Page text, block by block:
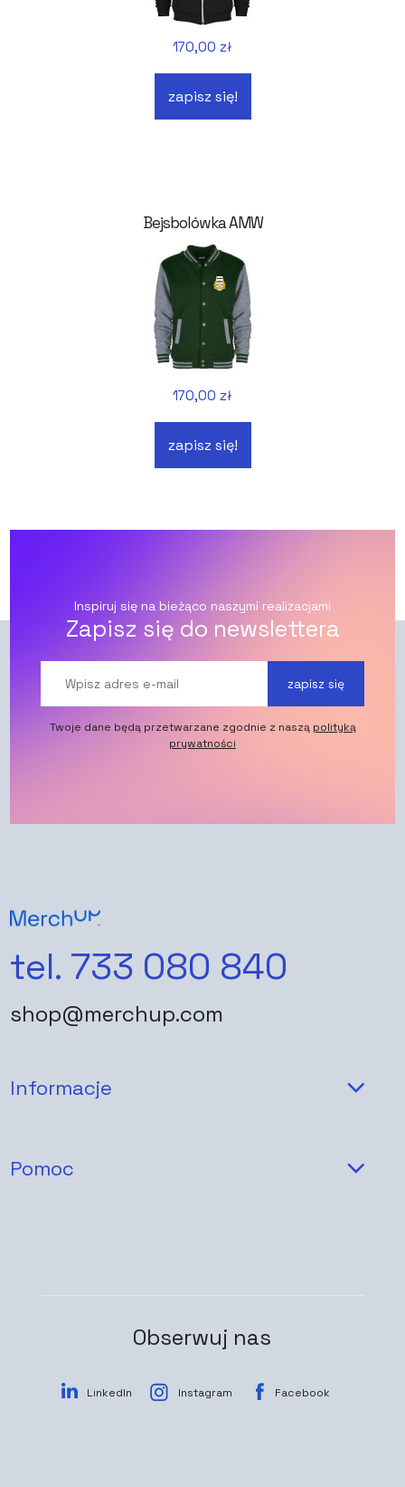
170,00 zł
zapisz się!
Bejsbolówka AMW
170,00 zł
zapisz się!
Inspiruj się na bieżąco naszymi realizacjami
Zapisz się do newslettera
zapisz się
Twoje dane będą przetwarzane zgodnie z naszą polityką
prywatności
tel. 733 080 840
shop@merchup.com
Informacje
Pomoc
Obserwuj nas
LinkedIn Instagram Facebook